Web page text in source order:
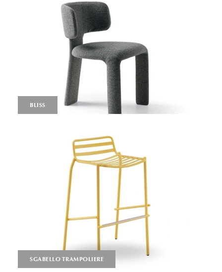
BLISS
SGABELLO TRAMPOLIERE